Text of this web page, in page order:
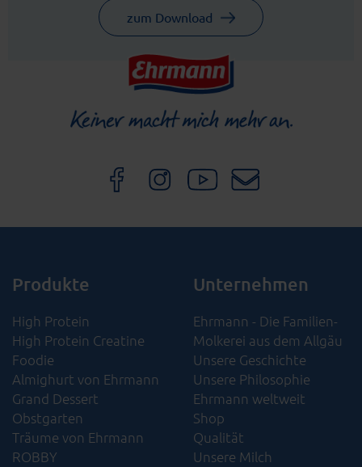
zum Download
Produkte
High Protein
High Protein Creatine
Foodie
Almighurt von Ehrmann
Grand Dessert
Obstgarten
Träume von Ehrmann
ROBBY
Unternehmen
Ehrmann - Die Familien-
Molkerei aus dem Allgäu
Unsere Geschichte
Unsere Philosophie
Ehrmann weltweit
Shop
Qualität
Unsere Milch